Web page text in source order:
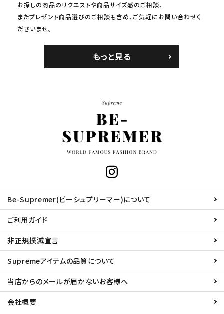
お探しの商品のリクエストや商品サイズ感のご相談、
またプレゼント商品選びのご相談も含め、ご気軽にお問い合わせく
ださいませ。
もっと見る
Be-Supremer(ビーシュプリーマー)について
ご利用ガイド
非正規撲滅宣言
Supremeアイテムの品質について
当店からのメールが届かないお客様へ
会社概要